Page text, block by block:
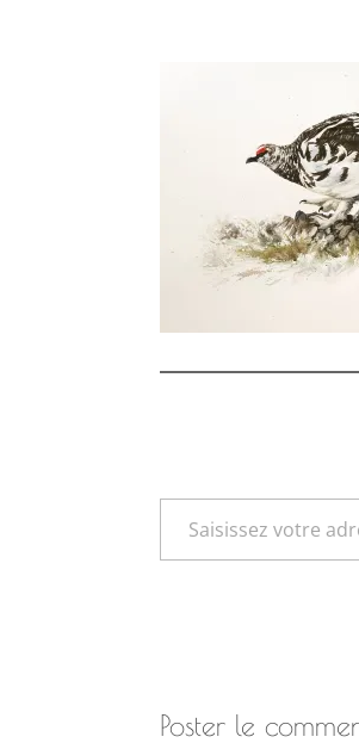
Saisissez votre adresse e-mail…
Poster le